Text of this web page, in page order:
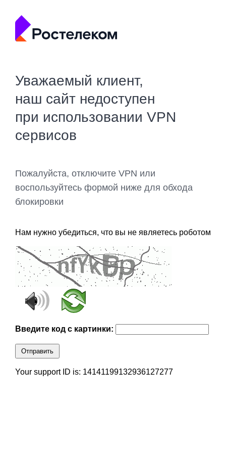
Уважаемый клиент,
наш сайт недоступен
при использовании VPN
сервисов
Пожалуйста, отключите VPN или
воспользуйтесь формой ниже для обхода
блокировки
Нам нужно убедиться, что вы не являетесь роботом
Введите код с картинки:
Отправить
Your support ID is: 14141199132936127277